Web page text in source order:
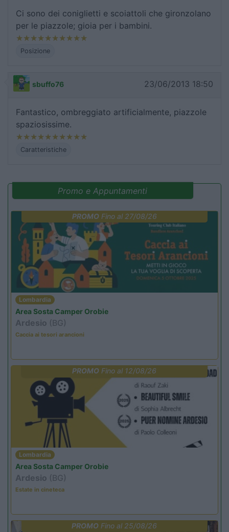
Ci sono dei coniglietti e scoiattoli che gironzolano
per le piazzole; gioia per i bambini.
Posizione
sbuffo76 23/06/2013 18:50
Fantastico, ombreggiato artificialmente, piazzole
spaziosissime.
Caratteristiche
Promo e Appuntamenti
PROMOFino al 27/08/26
Lombardia
Area Sosta Camper Orobie
Ardesio (BG)
Caccia ai tesori arancioni
PROMO Fino al 12/08/26
Lombardia
Area Sosta Camper Orobie
Ardesio (BG)
Estate in cineteca
PROMO Fino al 25/08/26